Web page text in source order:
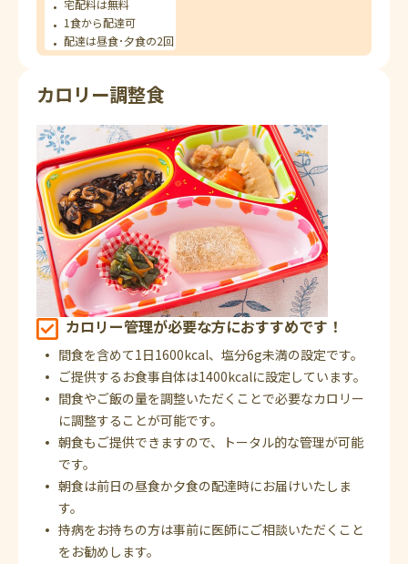
宅配料は無料
1食から配達可
配達は昼食･夕食の2回
カロリー調整食
カロリー管理が必要な方におすすめです！
間食を含めて1日1600kcal、塩分6g未満の設定です。
ご提供するお食事自体は1400kcalに設定しています。
間食やご飯の量を調整いただくことで必要なカロリー
に調整することが可能です。
朝食もご提供できますので、トータル的な管理が可能
です。
朝食は前日の昼食か夕食の配達時にお届けいたしま
す。
持病をお持ちの方は事前に医師にご相談いただくこと
をお勧めします。